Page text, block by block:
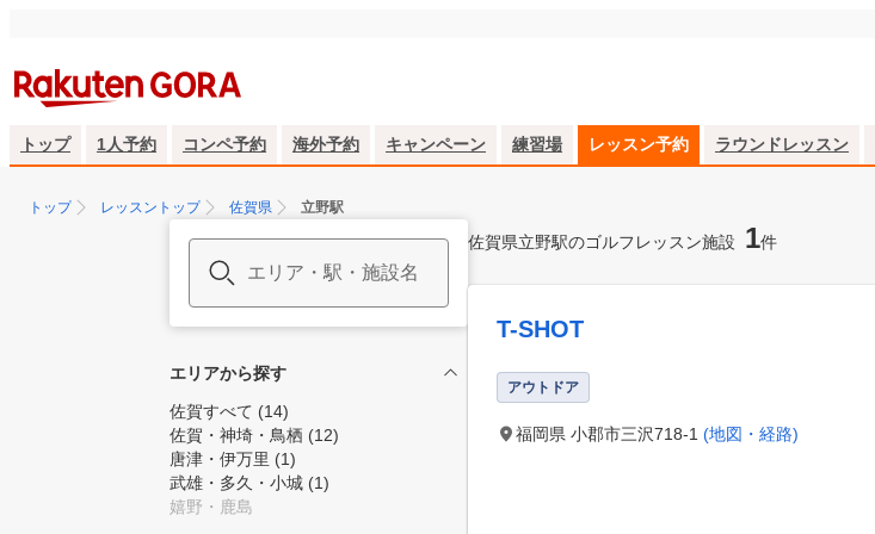
トップ 1人予約 コンペ予約 海外予約 キャンペーン 練習場 レッスン予約 ラウンドレッスン
トップ レッスントップ 佐賀県 立野駅
エリアから探す
佐賀すべて (14)
佐賀・神埼・鳥栖 (12)
唐津・伊万里 (1)
武雄・多久・小城 (1)
嬉野・鹿島
佐賀県立野駅のゴルフレッスン施設 1件
T-SHOT
アウトドア
福岡県 小郡市三沢718-1 (地図・経路)